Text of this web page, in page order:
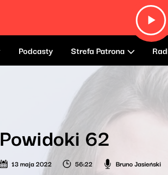
Podcasty Strefa Patrona
Powidoki 62
13 maja 2022 56:22 Bruno Jasieński